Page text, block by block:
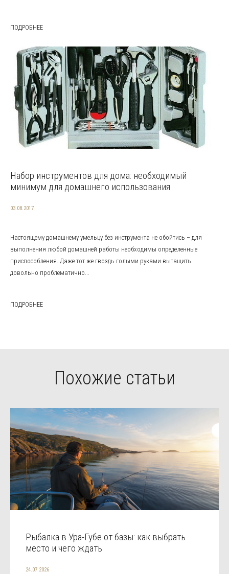
ПОДРОБНЕЕ
Набор инструментов для дома: необходимый
минимум для домашнего использования
03.08.2017
Настоящему домашнему умельцу без инструмента не обойтись – для
выполнения любой домашней работы необходимы определенные
приспособления. Даже тот же гвоздь голыми руками вытащить
довольно проблематично...
ПОДРОБНЕЕ
Похожие статьи
Рыбалка в Ура-Губе от базы: как выбрать
место и чего ждать
24.07.2026